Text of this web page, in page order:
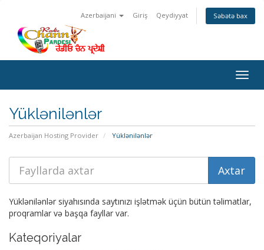
Azerbaijani Giriş Qeydiyyat Səbətə bax
Yüklənilənlər
Azerbaijan Hosting Provider Yüklənilənlər
Yüklənilənlər siyahısında saytınızı işlətmək üçün bütün təlimatlar,
proqramlar və başqa fayllar var.
Kateqoriyalar